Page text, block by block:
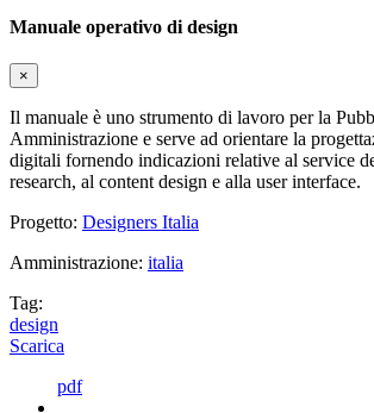
Manuale operativo di design
×
Il manuale è uno strumento di lavoro per la
Amministrazione e serve ad orientare la
digitali fornendo indicazioni relative al service
research, al content design e alla user interface.
Progetto: Designers Italia
Amministrazione: italia
Tag:
design
Scarica
pdf